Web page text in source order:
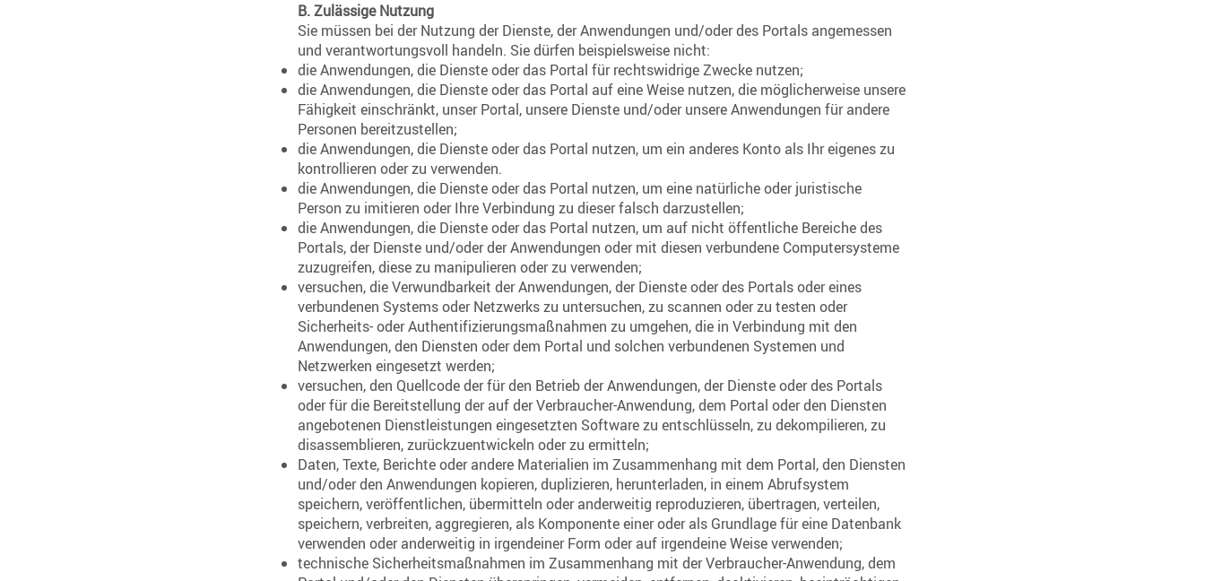
B. Zulässige Nutzung
Sie müssen bei der Nutzung der Dienste, der Anwendungen und/oder des Portals angemessen
und verantwortungsvoll handeln. Sie dürfen beispielsweise nicht:
die Anwendungen, die Dienste oder das Portal für rechtswidrige Zwecke nutzen;
die Anwendungen, die Dienste oder das Portal auf eine Weise nutzen, die möglicherweise unsere
Fähigkeit einschränkt, unser Portal, unsere Dienste und/oder unsere Anwendungen für andere
Personen bereitzustellen;
die Anwendungen, die Dienste oder das Portal nutzen, um ein anderes Konto als Ihr eigenes zu
kontrollieren oder zu verwenden.
die Anwendungen, die Dienste oder das Portal nutzen, um eine natürliche oder juristische
Person zu imitieren oder Ihre Verbindung zu dieser falsch darzustellen;
die Anwendungen, die Dienste oder das Portal nutzen, um auf nicht öffentliche Bereiche des
Portals, der Dienste und/oder der Anwendungen oder mit diesen verbundene Computersysteme
zuzugreifen, diese zu manipulieren oder zu verwenden;
versuchen, die Verwundbarkeit der Anwendungen, der Dienste oder des Portals oder eines
verbundenen Systems oder Netzwerks zu untersuchen, zu scannen oder zu testen oder
Sicherheits- oder Authentifizierungsmaßnahmen zu umgehen, die in Verbindung mit den
Anwendungen, den Diensten oder dem Portal und solchen verbundenen Systemen und
Netzwerken eingesetzt werden;
versuchen, den Quellcode der für den Betrieb der Anwendungen, der Dienste oder des Portals
oder für die Bereitstellung der auf der Verbraucher-Anwendung, dem Portal oder den Diensten
angebotenen Dienstleistungen eingesetzten Software zu entschlüsseln, zu dekompilieren, zu
disassemblieren, zurückzuentwickeln oder zu ermitteln;
Daten, Texte, Berichte oder andere Materialien im Zusammenhang mit dem Portal, den Diensten
und/oder den Anwendungen kopieren, duplizieren, herunterladen, in einem Abrufsystem
speichern, veröffentlichen, übermitteln oder anderweitig reproduzieren, übertragen, verteilen,
speichern, verbreiten, aggregieren, als Komponente einer oder als Grundlage für eine Datenbank
verwenden oder anderweitig in irgendeiner Form oder auf irgendeine Weise verwenden;
technische Sicherheitsmaßnahmen im Zusammenhang mit der Verbraucher-Anwendung, dem